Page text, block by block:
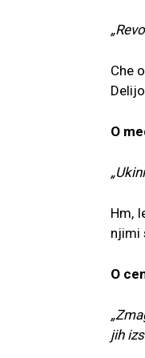
Che
O
Hm,
njimi
O
jih